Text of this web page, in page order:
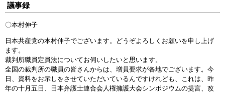
議事録
〇本村伸子
日本共産党の本村伸子でございます。どうぞよろしくお願いを申し上げ
ます。
裁判所職員定員法についてお伺いしたいと思います。
全国の裁判所の職員の皆さんからは、増員要求が各地でございます。今
日、資料をお示しをさせていただいているんですけれども、これは、昨
年の十月五日、日本弁護士連合会人権擁護大会シンポジウムの提言、改